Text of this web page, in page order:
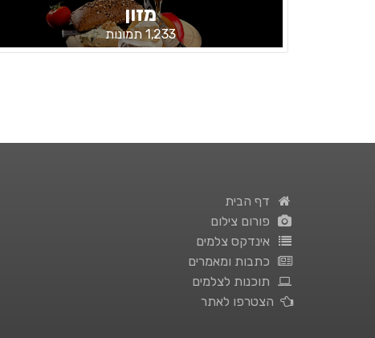
מזון
1,233 תמונות
דף הבית
פורום צילום
אינדקס צלמים
כתבות ומאמרים
תוכנות לצלמים
הצטרפו לאתר